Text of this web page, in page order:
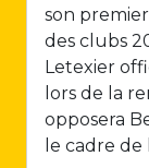
son
des clubs
Letexier
lors de la
opposera
le cadre de